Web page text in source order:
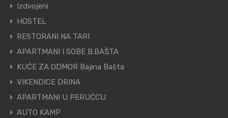
Izdvojeni
HOSTEL
RESTORANI NA TARI
APARTMANI I SOBE B.BAŠTA
KUĆE ZA ODMOR Bajina Bašta
VIKENDICE DRINA
APARTMANI U PERUĆCU
AUTO KAMP